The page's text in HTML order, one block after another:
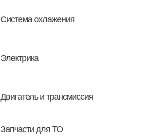
Система охлажения
Электрика
Двигатель и трансмиссия
Запчасти для ТО